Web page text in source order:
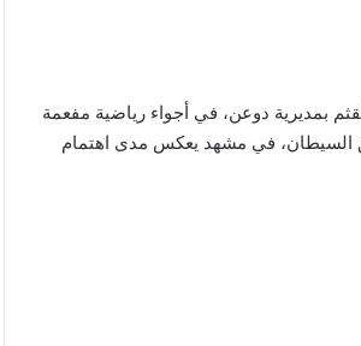
بمديرية دوعن، في أجواء رياضية مفعمة
السيطان، في مشهد يعكس مدى اهتمام